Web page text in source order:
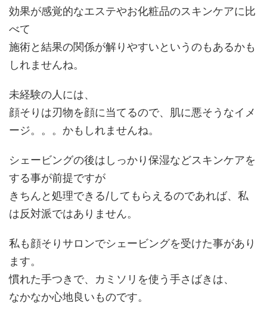
効果が感覚的なエステやお化粧品のスキンケアに比
べて
施術と結果の関係が解りやすいというのもあるかも
しれませんね。
未経験の人には、
顔そりは刃物を顔に当てるので、肌に悪そうなイメ
ージ。。。かもしれませんね。
シェービングの後はしっかり保湿などスキンケアを
する事が前提ですが
きちんと処理できる/してもらえるのであれば、私
は反対派ではありません。
私も顔そりサロンでシェービングを受けた事があり
ます。
慣れた手つきで、カミソリを使う手さばきは、
なかなか心地良いものです。